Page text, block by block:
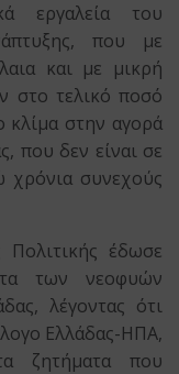
εργαλεία του
που με
και με μικρή
στο τελικό ποσό
κλίμα στην αγορά
που δεν είναι σε
χρόνια συνεχούς
έδωσε
των νεοφυών
λέγοντας ότι
Ελλάδας-ΗΠΑ,
ζητήματα που